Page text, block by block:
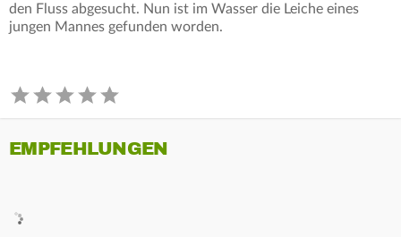
den Fluss abgesucht. Nun ist im Wasser die Leiche eines
jungen Mannes gefunden worden.
EMPFEHLUNGEN